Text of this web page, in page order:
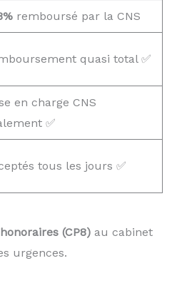
remboursé par la CNS
quasi total ✅
en charge CNS
✅
tous les jours ✅
(CP8) au cabinet
urgences.